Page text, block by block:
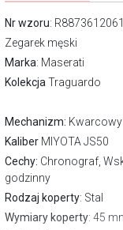
Nr wzoru: R8873612061
Zegarek męski
Marka: Maserati
Kolekcja Traguardo
Mechanizm: Kwarcowy
Kaliber MIYOTA JS50
Cechy: Chronograf,
godzinny
Rodzaj koperty: Stal
Wymiary koperty: 45